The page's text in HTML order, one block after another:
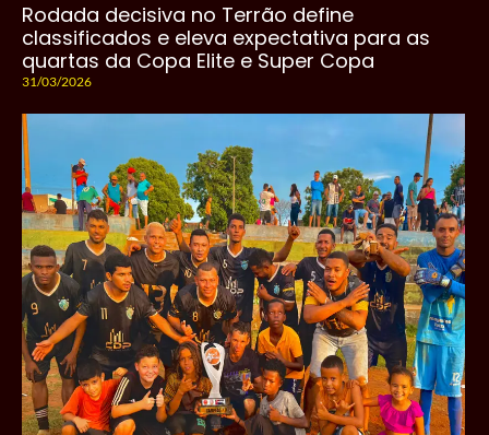
Rodada decisiva no Terrão define
classificados e eleva expectativa para as
quartas da Copa Elite e Super Copa
31/03/2026